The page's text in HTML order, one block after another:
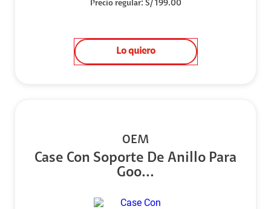
Precio regular: S/ 199.00
Lo quiero
OEM
Case Con Soporte De Anillo Para
Goo...